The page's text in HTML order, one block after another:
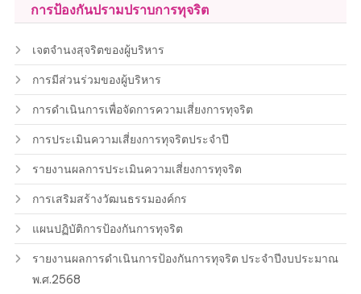
การป้องกันปรามปราบการทุจริต
เจตจำนงสุจริตของผู้บริหาร
การมีส่วนร่วมของผู้บริหาร
การดำเนินการเพื่อจัดการความเสี่ยงการทุจริต
การประเมินความเสี่ยงการทุจริตประจำปี
รายงานผลการประเมินความเสี่ยงการทุจริต
การเสริมสร้างวัฒนธรรมองค์กร
แผนปฏิบัติการป้องกันการทุจริต
รายงานผลการดำเนินการป้องกันการทุจริต ประจำปีงบประมาณ
พ.ศ.2568